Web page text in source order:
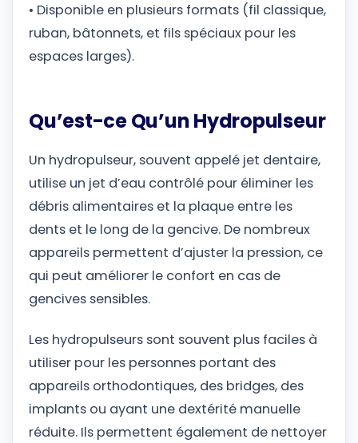
• Disponible en plusieurs formats (fil classique,
ruban, bâtonnets, et fils spéciaux pour les
espaces larges).
Qu’est-ce Qu’un Hydropulseur
Un hydropulseur, souvent appelé jet dentaire,
utilise un jet d’eau contrôlé pour éliminer les
débris alimentaires et la plaque entre les
dents et le long de la gencive. De nombreux
appareils permettent d’ajuster la pression, ce
qui peut améliorer le confort en cas de
gencives sensibles.
Les hydropulseurs sont souvent plus faciles à
utiliser pour les personnes portant des
appareils orthodontiques, des bridges, des
implants ou ayant une dextérité manuelle
réduite. Ils permettent également de nettoyer